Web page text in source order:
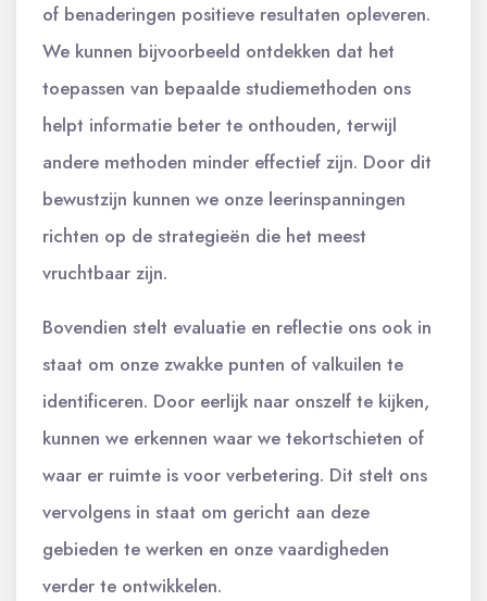
of benaderingen positieve resultaten opleveren.
We kunnen bijvoorbeeld ontdekken dat het
toepassen van bepaalde studiemethoden ons
helpt informatie beter te onthouden, terwijl
andere methoden minder effectief zijn. Door dit
bewustzijn kunnen we onze leerinspanningen
richten op de strategieën die het meest
vruchtbaar zijn.
Bovendien stelt evaluatie en reflectie ons ook in
staat om onze zwakke punten of valkuilen te
identificeren. Door eerlijk naar onszelf te kijken,
kunnen we erkennen waar we tekortschieten of
waar er ruimte is voor verbetering. Dit stelt ons
vervolgens in staat om gericht aan deze
gebieden te werken en onze vaardigheden
verder te ontwikkelen.